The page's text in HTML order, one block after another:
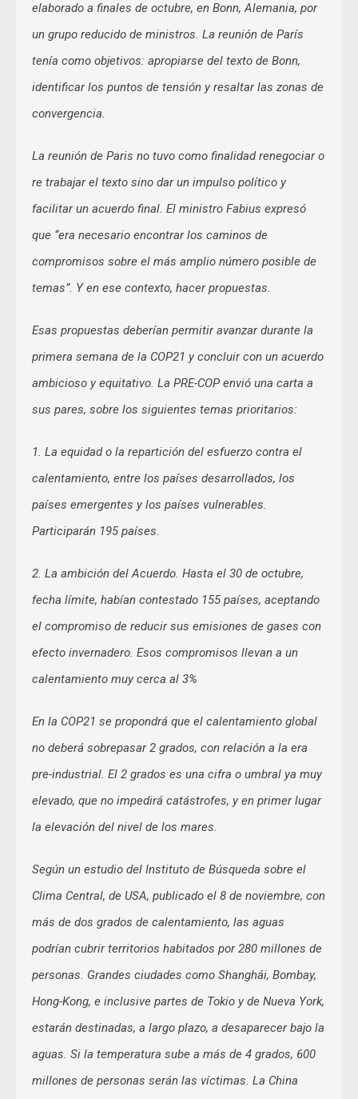
elaborado a finales de octubre, en Bonn, Alemania, por
un grupo reducido de ministros. La reunión de París
tenía como objetivos: apropiarse del texto de Bonn,
identificar los puntos de tensión y resaltar las zonas de
convergencia.
La reunión de Paris no tuvo como finalidad renegociar o
re trabajar el texto sino dar un impulso político y
facilitar un acuerdo final. El ministro Fabius expresó
que “era necesario encontrar los caminos de
compromisos sobre el más amplio número posible de
temas”. Y en ese contexto, hacer propuestas.
Esas propuestas deberían permitir avanzar durante la
primera semana de la COP21 y concluir con un acuerdo
ambicioso y equitativo. La PRE-COP envió una carta a
sus pares, sobre los siguientes temas prioritarios:
1. La equidad o la repartición del esfuerzo contra el
calentamiento, entre los países desarrollados, los
países emergentes y los países vulnerables.
Participarán 195 países.
2. La ambición del Acuerdo. Hasta el 30 de octubre,
fecha límite, habían contestado 155 países, aceptando
el compromiso de reducir sus emisiones de gases con
efecto invernadero. Esos compromisos llevan a un
calentamiento muy cerca al 3%
En la COP21 se propondrá que el calentamiento global
no deberá sobrepasar 2 grados, con relación a la era
pre-industrial. El 2 grados es una cifra o umbral ya muy
elevado, que no impedirá catástrofes, y en primer lugar
la elevación del nivel de los mares.
Según un estudio del Instituto de Búsqueda sobre el
Clima Central, de USA, publicado el 8 de noviembre, con
más de dos grados de calentamiento, las aguas
podrían cubrir territorios habitados por 280 millones de
personas. Grandes ciudades como Shanghái, Bombay,
Hong-Kong, e inclusive partes de Tokio y de Nueva York,
estarán destinadas, a largo plazo, a desaparecer bajo la
aguas. Si la temperatura sube a más de 4 grados, 600
millones de personas serán las víctimas. La China